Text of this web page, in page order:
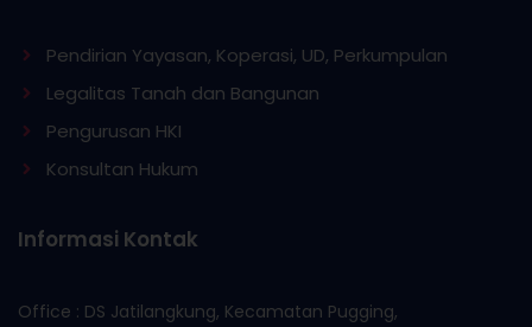
Pendirian Yayasan, Koperasi, UD, Perkumpulan
Legalitas Tanah dan Bangunan
Pengurusan HKI
Konsultan Hukum
Informasi Kontak
Office : DS Jatilangkung, Kecamatan Pugging,